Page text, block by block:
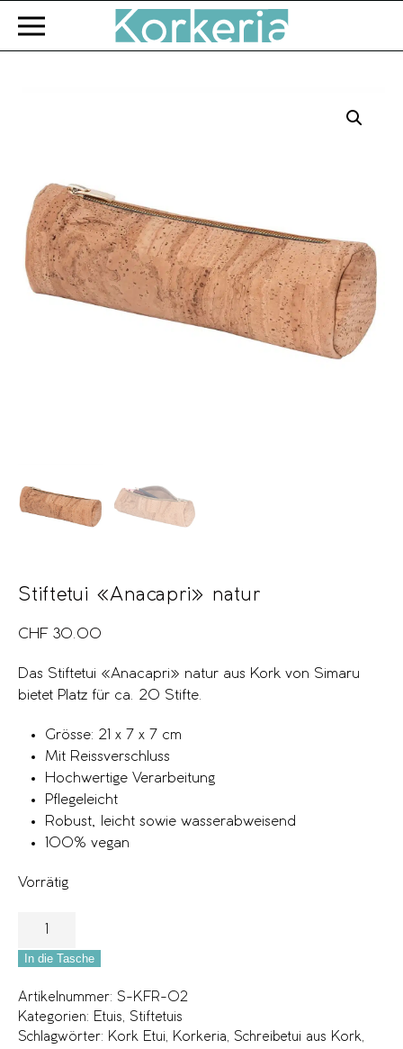
Zum Hauptinhalt springen
Stiftetui «Anacapri» natur
CHF 30.00
Das Stiftetui «Anacapri» natur aus Kork von Simaru
bietet Platz für ca. 20 Stifte.
Grösse: 21 x 7 x 7 cm
Mit Reissverschluss
Hochwertige Verarbeitung
Pflegeleicht
Robust, leicht sowie wasserabweisend
100% vegan
Vorrätig
In die Tasche
Artikelnummer: S-KFR-02
Kategorien: Etuis
Stiftetuis
Schlagwörter: Kork Etui Korkeria Schreibetui aus Kork